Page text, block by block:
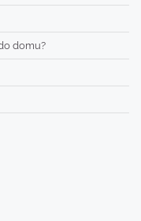
domu?